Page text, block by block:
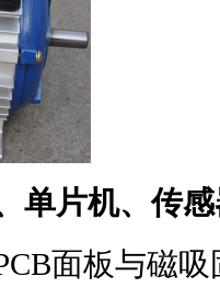
单片机、传
面板与磁